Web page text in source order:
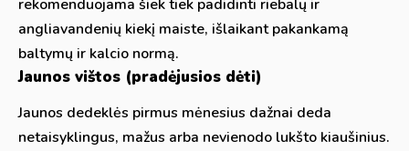
rekomenduojama šiek tiek padidinti riebalų ir
angliavandenių kiekį maiste, išlaikant pakankamą
baltymų ir kalcio normą.
Jaunos vištos (pradėjusios dėti)
Jaunos dedeklės pirmus mėnesius dažnai deda
netaisyklingus, mažus arba nevienodo lukšto kiaušinius.